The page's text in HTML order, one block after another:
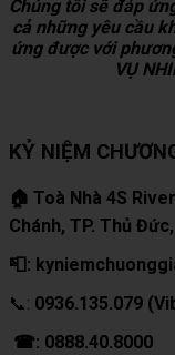
Chúng tôi sẽ đáp
cả những yêu cầu
ứng được với
VỤ
KỶ NIỆM
🏠 Toà Nhà 4S
Chánh, TP. Thủ
📮:
📞: 0936.135.079
☎: 0888.40.8000